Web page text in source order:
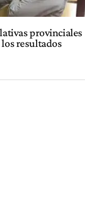
provinciales
resultados